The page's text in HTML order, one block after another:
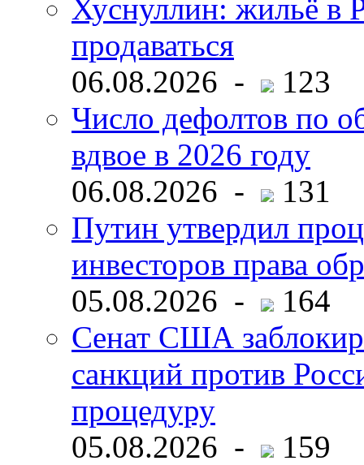
Хуснуллин: жильё в
продаваться
06.08.2026 -
123
Число дефолтов по
вдвое в 2026 году
06.08.2026 -
131
Путин утвердил
инвесторов права
05.08.2026 -
164
Сенат США
санкций против
процедуру
05.08.2026 -
159